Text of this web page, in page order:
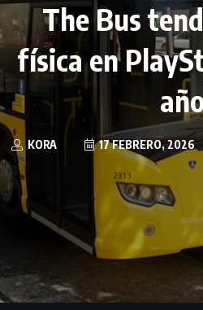
The Bus
física en
KORA 17 FEBRERO, 2026